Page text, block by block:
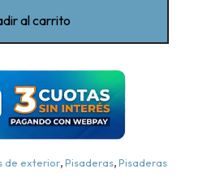
al carrito
de exterior,Pisaderas,Pisaderas